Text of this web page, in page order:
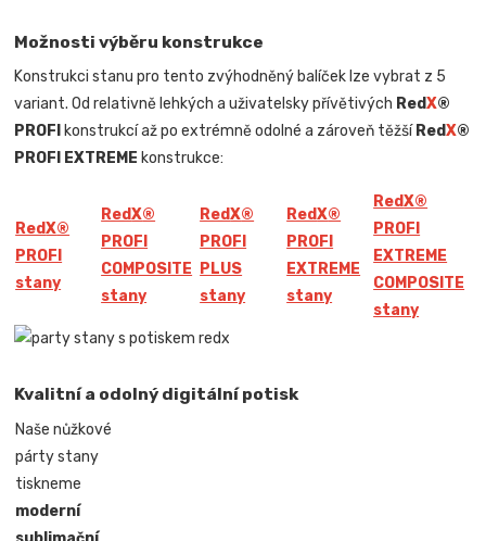
Možnosti výběru konstrukce
Konstrukci stanu pro tento zvýhodněný balíček lze vybrat z 5
variant. Od relativně lehkých a uživatelsky přívětivých RedX®
PROFI konstrukcí až po extrémně odolné a zároveň těžší RedX®
PROFI EXTREME konstrukce:
RedX®
PROFI
stany
RedX®
PROFI
COMPOSITE
stany
RedX®
PROFI
PLUS
stany
RedX®
PROFI
EXTREME
stany
RedX®
PROFI
EXTREME
COMPOSITE
stany
Kvalitní a odolný digitální potisk
Naše nůžkové
párty stany
tiskneme
moderní